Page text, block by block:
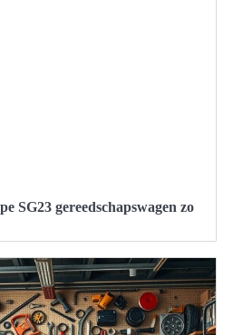
SG23 gereedschapswagen zo